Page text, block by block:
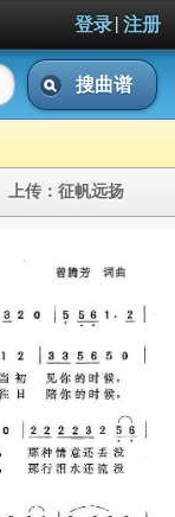
登录| 注册
搜曲谱
上传： 征帆远扬